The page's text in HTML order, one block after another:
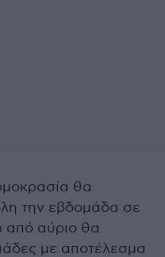
θα
την εβδομάδα σε
από αύριο θα
με αποτέλεσμα